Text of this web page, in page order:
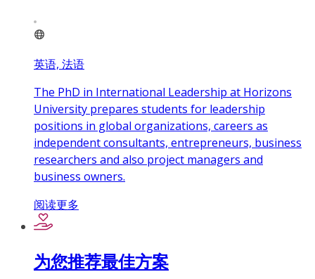
英语, 法语
The PhD in International Leadership at Horizons
University prepares students for leadership
positions in global organizations, careers as
independent consultants, entrepreneurs, business
researchers and also project managers and
business owners.
阅读更多
为您推荐最佳方案